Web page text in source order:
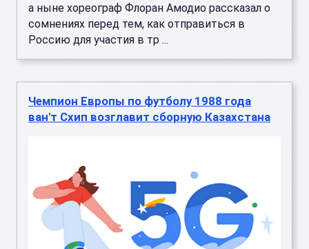
а ныне хореограф Флоран Амодио рассказал о
сомнениях перед тем, как отправиться в
Россию для участия в тр ...
Чемпион Европы по футболу 1988 года
ван'т Схип возглавит сборную Казахстана